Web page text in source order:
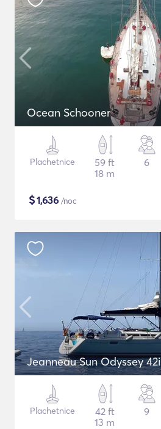
Ocean Schooner
Plachetnice
59 ft
18 m
6
$1,636 /noc
Jeanneau Sun Odyssey 42i
Plachetnice
42 ft
13 m
9